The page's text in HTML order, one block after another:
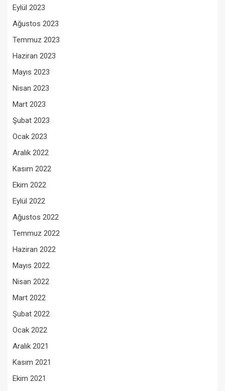
Eylül 2023
Ağustos 2023
Temmuz 2023
Haziran 2023
Mayıs 2023
Nisan 2023
Mart 2023
Şubat 2023
Ocak 2023
Aralık 2022
Kasım 2022
Ekim 2022
Eylül 2022
Ağustos 2022
Temmuz 2022
Haziran 2022
Mayıs 2022
Nisan 2022
Mart 2022
Şubat 2022
Ocak 2022
Aralık 2021
Kasım 2021
Ekim 2021